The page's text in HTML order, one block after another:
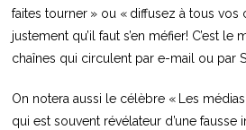
faites tourner » ou « diffusez à tous vos
justement qu’il faut s’en méfier! C’est
chaînes qui circulent par e-mail ou par
On notera aussi le célèbre « Les médias
qui est souvent révélateur d’une fausse